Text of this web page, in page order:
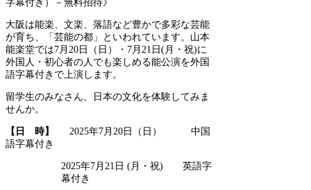
字幕付き）－無料招待》
大阪は能楽、文楽、落語など豊かで多彩な芸能
が育ち、「芸能の都」といわれています。山本
能楽堂では7月20日（日）・7月21日(月・祝)に
外国人・初心者の人でも楽しめる能公演を外国
語字幕付きで上演します。
留学生のみなさん、日本の文化を体験してみま
せんか。
【日 時】
2025年7月20日（日） 中国
語字幕付き
2025年7月21日 (月・祝) 英語字
幕付き